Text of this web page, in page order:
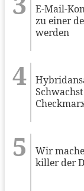
E-Mail-
zu einer
werden
Wir
killer der